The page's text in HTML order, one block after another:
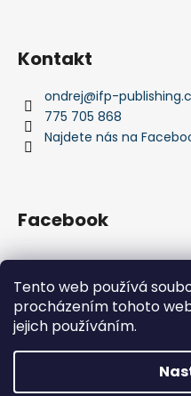
Tento web používá
procházením tohoto
jejich používáním.
Kontakt
ondrej@ifp-
775 705 868
Najdete nás na
Facebook
IFP Publishing